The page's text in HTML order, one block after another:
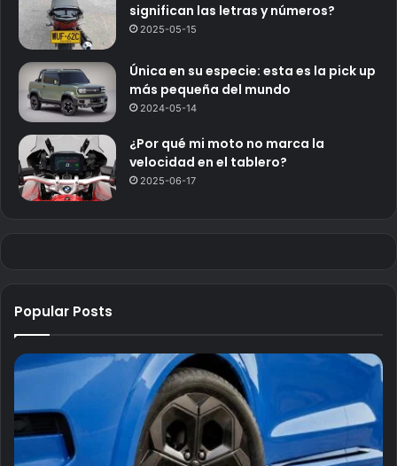
significan las letras y números?
2025-05-15
Única en su especie: esta es la pick up
más pequeña del mundo
2024-05-14
¿Por qué mi moto no marca la
velocidad en el tablero?
2025-06-17
Popular Posts